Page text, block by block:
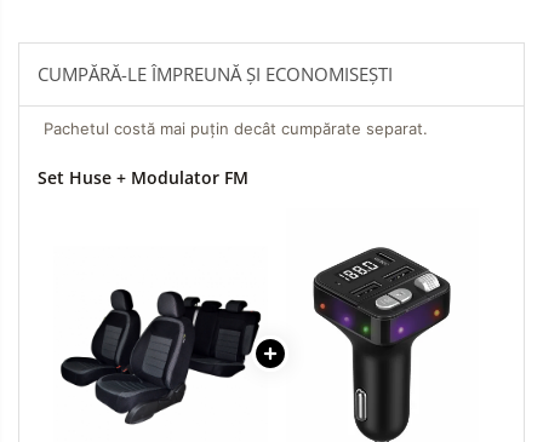
CUMPĂRĂ-LE ÎMPREUNĂ ȘI ECONOMISEȘTI
Pachetul costă mai puțin decât cumpărate separat.
Set Huse + Modulator FM